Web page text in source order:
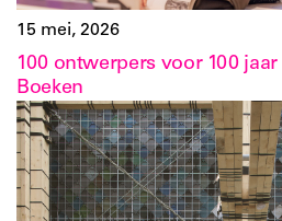
15 mei, 2026
100 ontwerpers voor 100 jaar
Boeken